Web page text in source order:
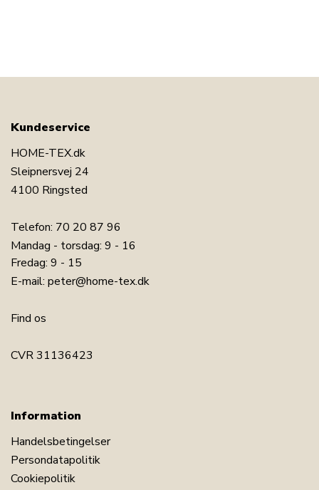
Kundeservice
HOME-TEX.dk
Sleipnersvej 24
4100 Ringsted
Telefon: 70 20 87 96
Mandag - torsdag: 9 - 16
Fredag: 9 - 15
E-mail: peter@home-tex.dk
Find os
CVR 31136423
Information
Handelsbetingelser
Persondatapolitik
Cookiepolitik